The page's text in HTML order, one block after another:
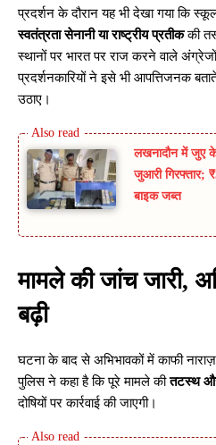
प्रदर्शन के दौरान यह भी देखा गया कि
स्वतंत्रता सेनानी या राष्ट्रीय प्रतीककी
स्थानों पर भारत पर राज करने वाले
प्रदर्शनकारियों ने इसे भी आपत्तिजनक
उठाए।
लखनादौन में जुए
जुआरी गिरफ्तार;
बाइक जब्त
मामले की जांच जारी,
बढ़ी
घटना के बाद से अभिभावकों में काफी
पुलिस ने कहा है कि पूरे मामले कीतटस्थ
दोषियों पर कार्रवाई की जाएगी।